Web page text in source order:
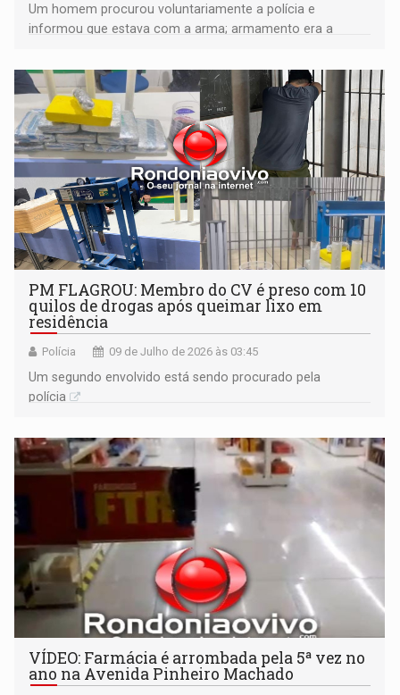
Um homem procurou voluntariamente a polícia e
informou que estava com a arma; armamento era a
PM FLAGROU: Membro do CV é preso com 10
quilos de drogas após queimar lixo em
residência
Polícia 09 de Julho de 2026 às 03:45
Um segundo envolvido está sendo procurado pela
polícia
VÍDEO: ​Farmácia é arrombada pela 5ª vez no
ano na Avenida Pinheiro Machado